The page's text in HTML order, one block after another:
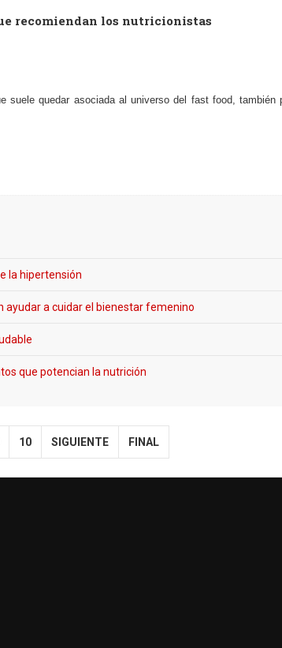
recomiendan los nutricionistas
quedar asociada al universo del fast food,
la hipertensión
ayudar a cuidar el bienestar femenino
que potencian la nutrición
10 SIGUIENTE FINAL